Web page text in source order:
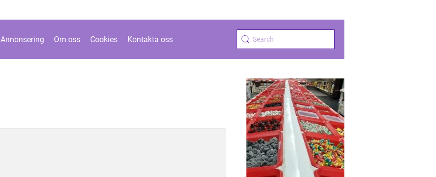
Annonsering Om oss Cookies Kontakta oss